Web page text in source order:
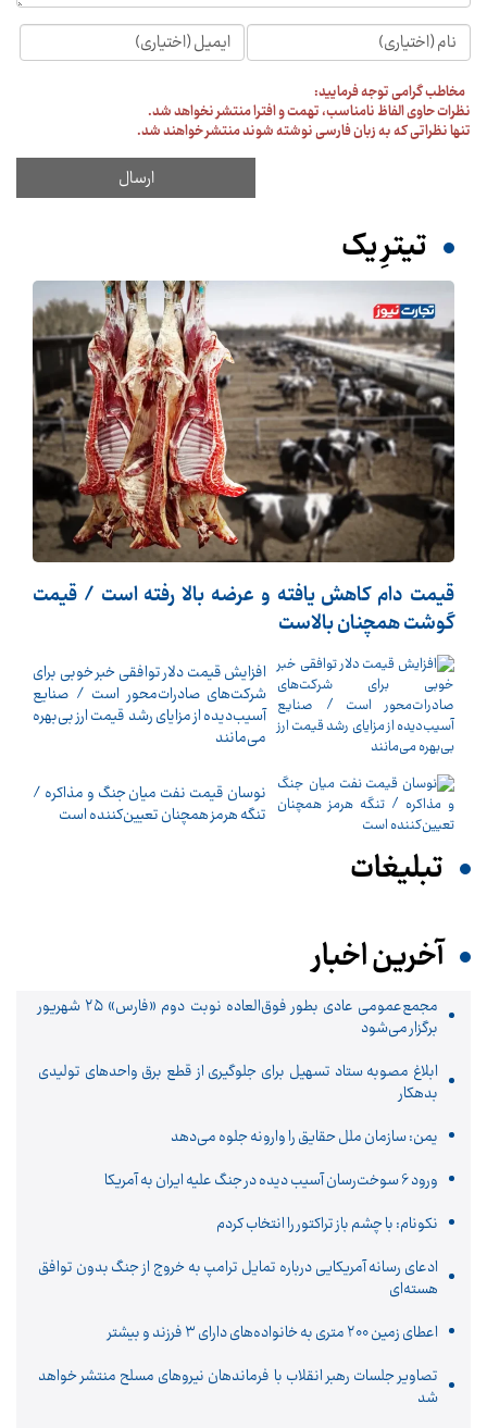
مخاطب گرامی توجه فرمایید:
نظرات حاوی الفاظ نامناسب، تهمت و افترا منتشر نخواهد شد.
تنها نظراتی که به زبان فارسی نوشته شوند منتشر خواهند شد.
تیترِ یک
قیمت دام کاهش یافته و عرضه بالا رفته است / قیمت
گوشت همچنان بالاست
افزایش قیمت دلار توافقی خبر خوبی برای
شرکت‌های صادرات‌محور است / صنایع
آسیب‌دیده از مزایای رشد قیمت ارز بی‌بهره
می‌مانند
نوسان قیمت نفت میان جنگ و مذاکره /
تنگه هرمز همچنان تعیین‌کننده است
تبلیغات
آخرین اخبار
مجمع‌عمومی عادی بطور فوق‌العاده نوبت دوم «فارس» ۲۵ شهریور
برگزار می‌شود
ابلاغ مصوبه ستاد تسهیل برای جلوگیری از قطع برق واحدهای تولیدی
بدهکار
یمن: سازمان ملل حقایق را وارونه جلوه می‌دهد
ورود 6 سوخت‌رسان آسیب دیده در جنگ علیه ایران به آمریکا
نکونام: با چشم باز تراکتور را انتخاب کردم
ادعای رسانه آمریکایی درباره تمایل ترامپ به خروج از جنگ بدون توافق
هسته‌ای
اعطای زمین ۲۰۰ متری به خانواده‌های دارای ۳ فرزند و بیشتر
تصاویر جلسات رهبر انقلاب با فرماندهان نیروهای مسلح منتشر خواهد
شد